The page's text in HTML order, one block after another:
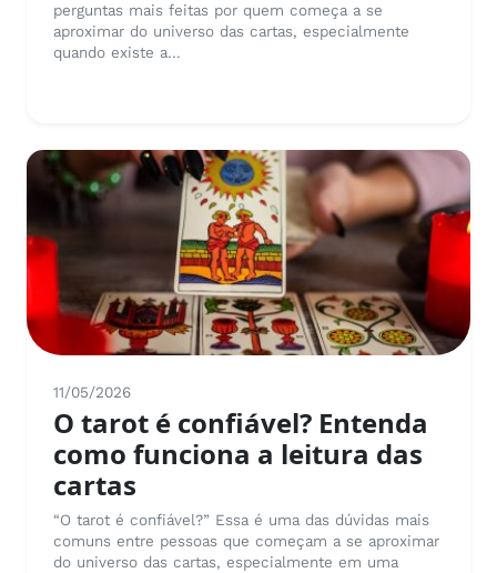
perguntas mais feitas por quem começa a se
aproximar do universo das cartas, especialmente
quando existe a...
11/05/2026
O tarot é confiável? Entenda
como funciona a leitura das
cartas
“O tarot é confiável?” Essa é uma das dúvidas mais
comuns entre pessoas que começam a se aproximar
do universo das cartas, especialmente em uma